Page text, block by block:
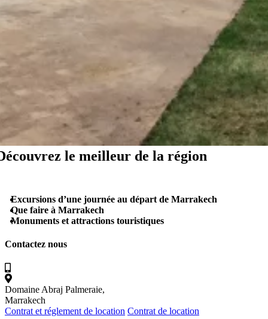
le meilleur de la région
Excursions d’une journée au départ de Marrakech
Que faire à Marrakech
Monuments et attractions touristiques
Contactez nous
Domaine Abraj Palmeraie,
Marrakech
Contrat et réglement de location Contrat de location